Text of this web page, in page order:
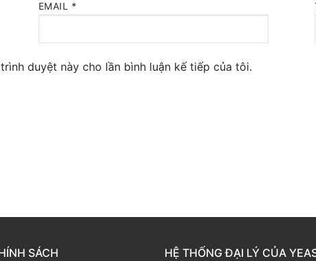
4G Gateways
EMAIL *
duyệt này cho lần bình luận kế tiếp của tôi.
SÁCH HỆ THỐNG ĐẠI LÝ CỦA